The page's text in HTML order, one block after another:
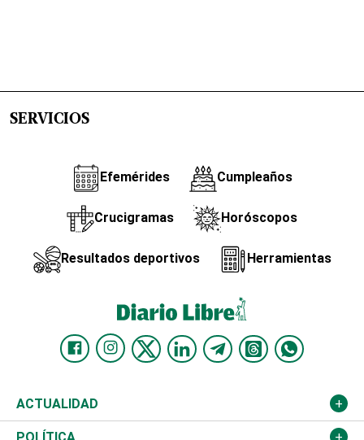
SERVICIOS
Efemérides Cumpleaños
Crucigramas Horóscopos
Resultados deportivos Herramientas
ACTUALIDAD